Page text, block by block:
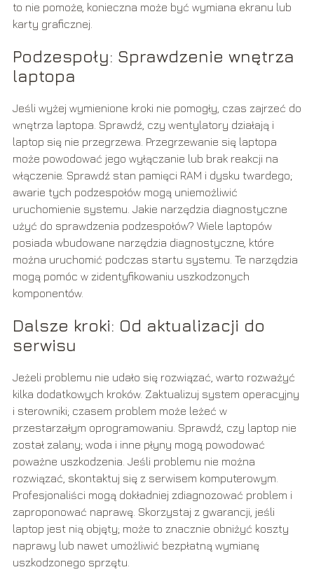
to nie pomoże, konieczna może być wymiana ekranu lub
karty graficznej.
Podzespoły: Sprawdzenie wnętrza
laptopa
Jeśli wyżej wymienione kroki nie pomogły, czas zajrzeć do
wnętrza laptopa. Sprawdź, czy wentylatory działają i
laptop się nie przegrzewa. Przegrzewanie się laptopa
może powodować jego wyłączanie lub brak reakcji na
włączenie. Sprawdź stan pamięci RAM i dysku twardego;
awarie tych podzespołów mogą uniemożliwić
uruchomienie systemu. Jakie narzędzia diagnostyczne
użyć do sprawdzenia podzespołów? Wiele laptopów
posiada wbudowane narzędzia diagnostyczne, które
można uruchomić podczas startu systemu. Te narzędzia
mogą pomóc w zidentyfikowaniu uszkodzonych
komponentów.
Dalsze kroki: Od aktualizacji do
serwisu
Jeżeli problemu nie udało się rozwiązać, warto rozważyć
kilka dodatkowych kroków. Zaktualizuj system operacyjny
i sterowniki; czasem problem może leżeć w
przestarzałym oprogramowaniu. Sprawdź, czy laptop nie
został zalany; woda i inne płyny mogą powodować
poważne uszkodzenia. Jeśli problemu nie można
rozwiązać, skontaktuj się z serwisem komputerowym.
Profesjonaliści mogą dokładniej zdiagnozować problem i
zaproponować naprawę. Skorzystaj z gwarancji, jeśli
laptop jest nią objęty; może to znacznie obniżyć koszty
naprawy lub nawet umożliwić bezpłatną wymianę
uszkodzonego sprzętu.